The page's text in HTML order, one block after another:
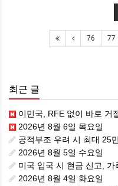
76 77
최근 글
이민국, RFE 없이 바로 거절 가능… “
2026년 8월 6일 목요일
공적부조 우려 시 최대 25만 달
2026년 8월 5일 수요일
미국 입국 시 현금 신고, 가
2026년 8월 4일 화요일